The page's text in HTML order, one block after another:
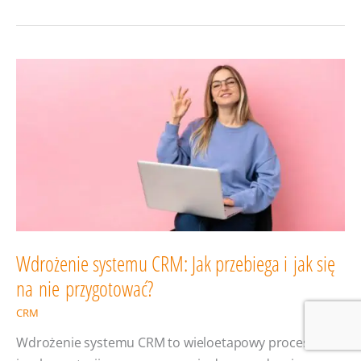
Wdrożenie systemu CRM: Jak przebiega i jak się
na nie przygotować?
CRM
Wdrożenie systemu CRM to wieloetapowy proces